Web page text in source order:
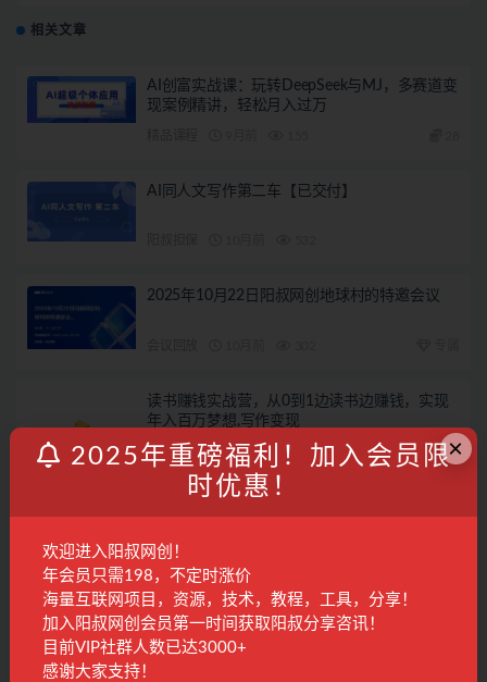
相关文章
AI创富实战课：玩转DeepSeek与MJ，多赛道变
现案例精讲，轻松月入过万
AI同人文写作第二车【已交付】
2025年10月22日阳叔网创地球村的特邀会议
读书赚钱实战营，从0到1边读书边赚钱，实现
年入百万梦想,写作变现
国内项目 2年前 1.6K 28
登录...后才能评论
联系客服
×
2025年重磅福利！加入会员限
时优惠！
欢迎进入阳叔网创！
年会员只需198，不定时涨价
海量互联网项目，资源，技术，教程，工具，分享！
加入阳叔网创会员第一时间获取阳叔分享咨讯！
目前VIP社群人数已达3000+
感谢大家支持！